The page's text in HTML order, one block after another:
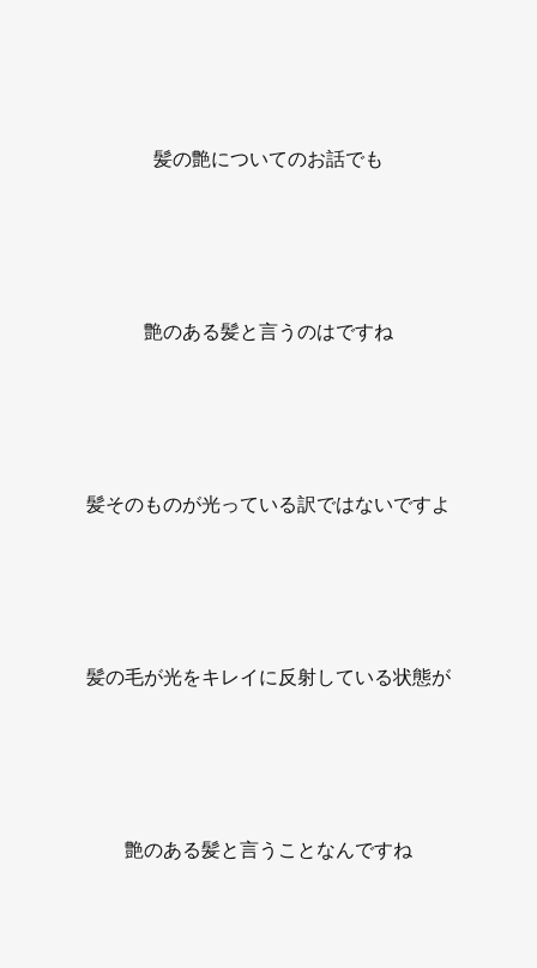
髪の艶についてのお話でも
艶のある髪と言うのはですね
髪そのものが光っている訳ではないですよ
髪の毛が光をキレイに反射している状態が
艶のある髪と言うことなんですね